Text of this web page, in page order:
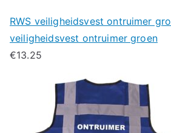
RWS veiligheidsvest ontruimer
veiligheidsvest ontruimer groen
€13.25